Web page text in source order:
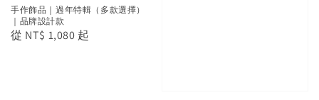
手作飾品｜過年特輯（多款選擇）
｜品牌設計款
Regular
從 NT$ 1,080 起